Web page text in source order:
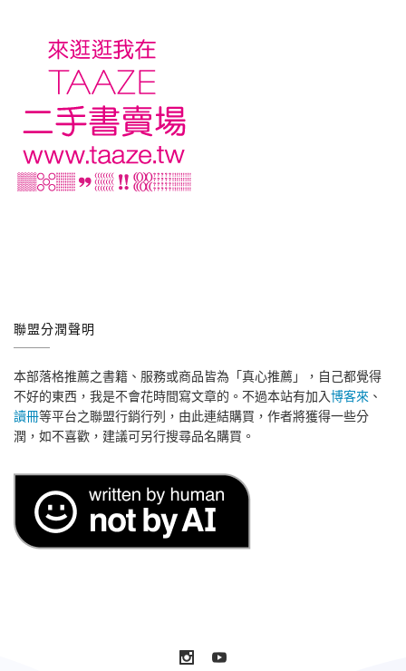
聯盟分潤聲明
本部落格推薦之書籍、服務或商品皆為「真心推薦」，自己都覺得
不好的東西，我是不會花時間寫文章的。不過本站有加入博客來 、
讀冊等平台之聯盟行銷行列，由此連結購買，作者將獲得一些分
潤，如不喜歡，建議可另行搜尋品名購買。